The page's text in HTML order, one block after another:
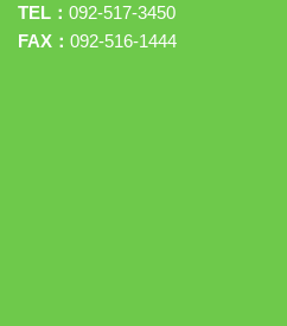
TEL： 092-517-3450
FAX： 092-516-1444